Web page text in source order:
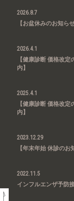
2026.8.7
【お盆休みのお知らせ
2026.4.1
【健康診断 価格改定
内】
2025.4.1
【健康診断 価格改定
内】
2023.12.29
【年末年始 休診のお
2022.11.5
インフルエンザ予防